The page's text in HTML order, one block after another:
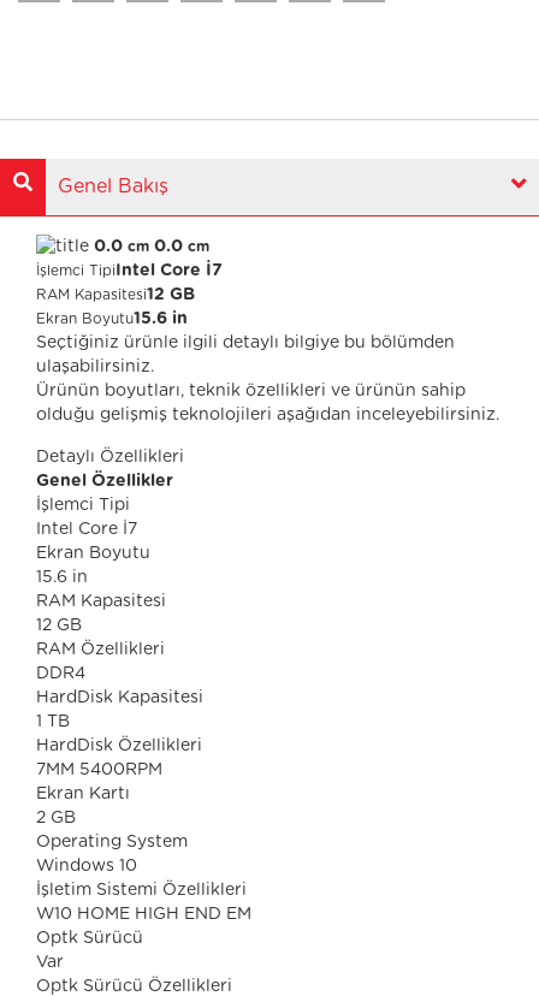
Genel Bakış
0.0 cm 0.0 cm
İşlemci TipiIntel Core İ7
RAM Kapasitesi12 GB
Ekran Boyutu15.6 in
Seçtiğiniz ürünle ilgili detaylı bilgiye bu bölümden
ulaşabilirsiniz.
Ürünün boyutları, teknik özellikleri ve ürünün sahip
olduğu gelişmiş teknolojileri aşağıdan inceleyebilirsiniz.
Detaylı Özellikleri
Genel Özellikler
İşlemci Tipi
Intel Core İ7
Ekran Boyutu
15.6 in
RAM Kapasitesi
12 GB
RAM Özellikleri
DDR4
HardDisk Kapasitesi
1 TB
HardDisk Özellikleri
7MM 5400RPM
Ekran Kartı
2 GB
Operating System
Windows 10
İşletim Sistemi Özellikleri
W10 HOME HIGH END EM
Optk Sürücü
Var
Optk Sürücü Özellikleri